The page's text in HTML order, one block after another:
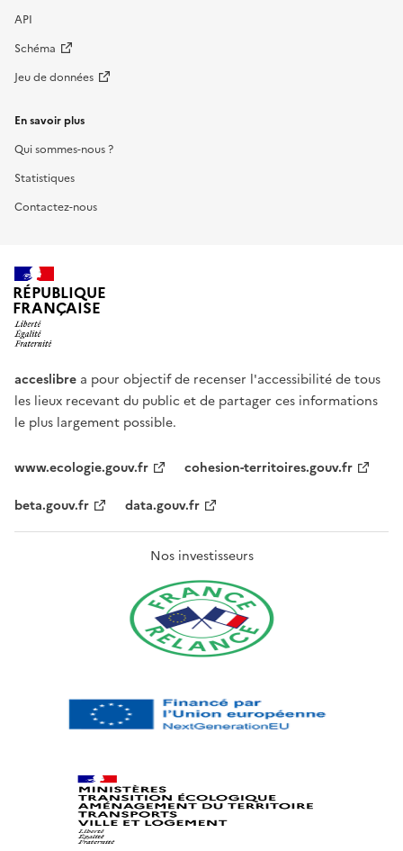
API
Schéma
Jeu de données
En savoir plus
Qui sommes-nous ?
Statistiques
Contactez-nous
RÉPUBLIQUE
FRANÇAISE
acceslibre a pour objectif de recenser l'accessibilité de tous
les lieux recevant du public et de partager ces informations
le plus largement possible.
www.ecologie.gouv.fr
cohesion-territoires.gouv.fr
beta.gouv.fr
data.gouv.fr
Nos investisseurs